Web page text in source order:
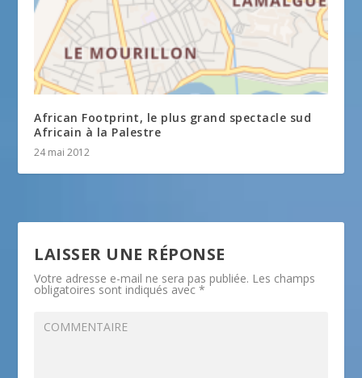
African Footprint, le plus grand spectacle sud
Africain à la Palestre
24 mai 2012
LAISSER UNE RÉPONSE
Votre adresse e-mail ne sera pas publiée. Les champs
obligatoires sont indiqués avec*